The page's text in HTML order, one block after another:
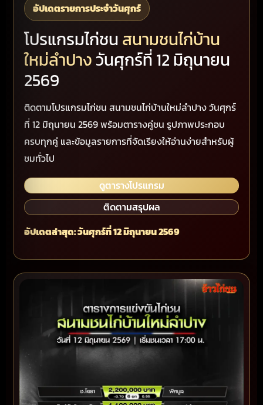
อัปเดตรายการประจำวันศุกร์
โปรแกรมไก่ชนสนามชนไก่บ้าน
ใหม่ลำปางวันศุกร์ที่ 12 มิถุนายน
2569
ติดตามโปรแกรมไก่ชน สนามชนไก่บ้านใหม่ลำปาง วันศุกร์
ที่ 12 มิถุนายน 2569 พร้อมตารางคู่ชน รูปภาพประกอบ
ครบทุกคู่ และข้อมูลรายการที่จัดเรียงให้อ่านง่ายสำหรับผู้
ชมทั่วไป
ดูตารางโปรแกรม
ติดตามสรุปผล
อัปเดตล่าสุด: วันศุกร์ที่ 12 มิถุนายน 2569